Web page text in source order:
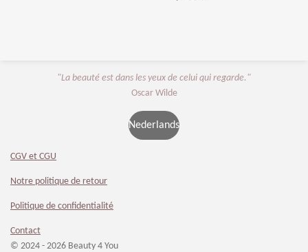
"La beauté est dans les yeux de celui qui regarde."
Oscar Wilde
Nederlands
CGV et CGU
Notre politique de retour
Politique de confidentialité
Contact
© 2024 - 2026 Beauty 4 You